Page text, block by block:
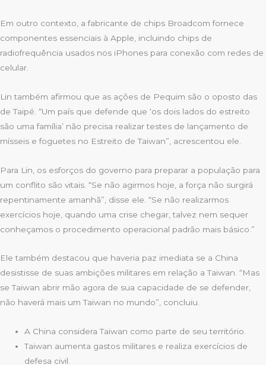
Em outro contexto, a fabricante de chips Broadcom fornece
componentes essenciais à Apple, incluindo chips de
radiofrequência usados nos iPhones para conexão com redes de
celular.
Lin também afirmou que as ações de Pequim são o oposto das
de Taipé. “Um país que defende que ‘os dois lados do estreito
são uma família’ não precisa realizar testes de lançamento de
mísseis e foguetes no Estreito de Taiwan”, acrescentou ele.
Para Lin, os esforços do governo para preparar a população para
um conflito são vitais. “Se não agirmos hoje, a força não surgirá
repentinamente amanhã”, disse ele. “Se não realizarmos
exercícios hoje, quando uma crise chegar, talvez nem sequer
conheçamos o procedimento operacional padrão mais básico.”
Ele também destacou que haveria paz imediata se a China
desistisse de suas ambições militares em relação a Taiwan. “Mas
se Taiwan abrir mão agora de sua capacidade de se defender,
não haverá mais um Taiwan no mundo”, concluiu.
A China considera Taiwan como parte de seu território.
Taiwan aumenta gastos militares e realiza exercícios de
defesa civil.